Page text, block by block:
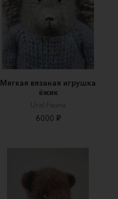
Мягкая вязаная игрушка
ёжик
Ural.Fauna
6000 ₽